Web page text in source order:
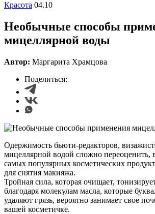
Красота 04.10
Необычные способы
мицеллярной воды
Автор: Маргарита Храмцова
Поделиться:
Одержимость бьюти-редакторов,
мицеллярной водой сложно переоценить,
самых популярных косметических
для снятия макияжа.
Тройная сила, которая очищает,
благодаря молекулам масла, которые
удаляют грязь, вероятно занимает свое
вашей косметичке.